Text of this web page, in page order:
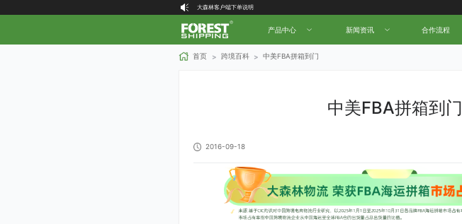
大森林客户端下单说明
喜讯！大森林物流创始人 Forest 荣登2025中国跨境电商物流名人堂！
大森林全球物流国内（自营仓）收货地址
大森林16周年庆福利就位，超多好礼等你拿！
产品中心 新闻资讯 合作流程
首页 > 跨境百科 > 中美FBA拼箱到门
中美FBA拼箱到门
2016-09-18